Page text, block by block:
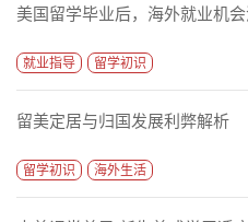
美国留学毕业后，海外就业机
就业指导 留学初识
留美定居与归国发展利弊解析
留学初识 海外生活